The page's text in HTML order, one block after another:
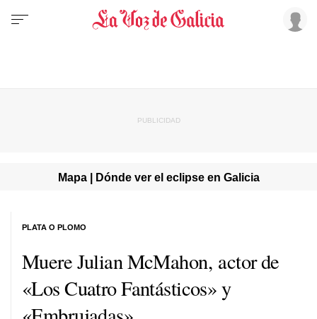
Mapa | Dónde ver el eclipse en Galicia
Muere Julian McMahon, actor de
«Los Cuatro Fantásticos» y
PLATA O PLOMO